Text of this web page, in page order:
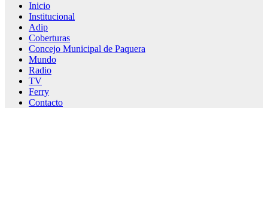
Inicio
Institucional
Adip
Coberturas
Concejo Municipal de Paquera
Mundo
Radio
TV
Ferry
Contacto